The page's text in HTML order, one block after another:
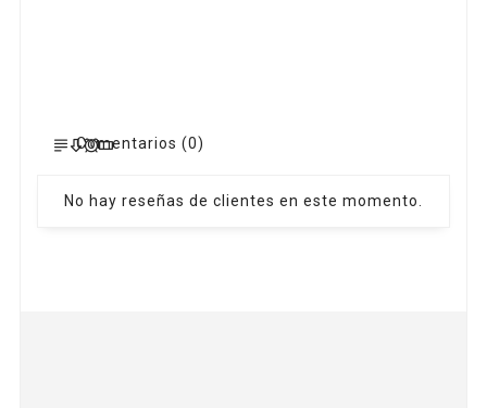
Comentarios (0)
No hay reseñas de clientes en este momento.